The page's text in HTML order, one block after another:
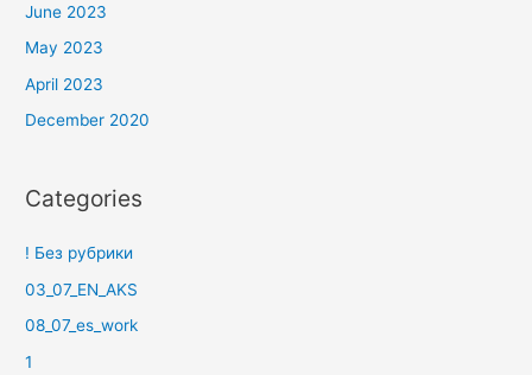
June 2023
May 2023
April 2023
December 2020
Categories
! Без рубрики
03_07_EN_AKS
08_07_es_work
1